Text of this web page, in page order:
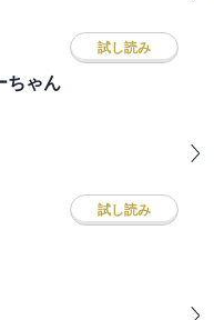
試し読み
ちゃん
試し読み